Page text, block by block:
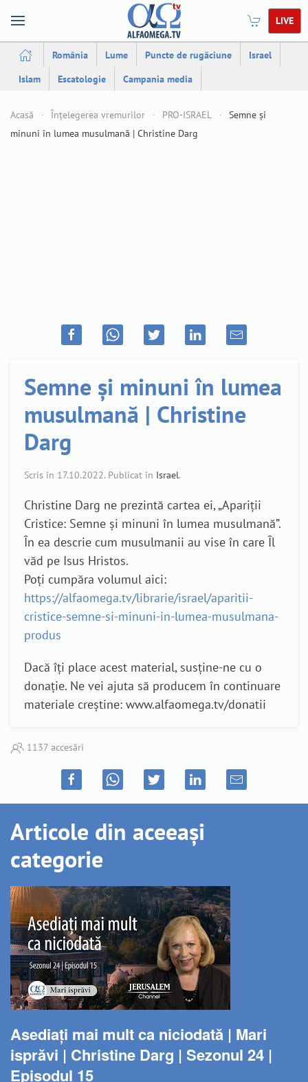
LIVE
România Lume Puncte de rugăciune
Israel
Islam
Escatologie Campania media
Acasă Înțelegerea vremurilor PRO-ISRAEL
Semne și
minuni în lumea musulmană | Christine Darg
Semne și minuni în lumea
musulmană | Christine
Darg
Scris în 17.10.2022. Publicat în Israel.
Christine Darg ne prezintă cartea ei, „Apariții
Cristice: Semne și minuni în lumea musulmană”.
În ea descrie cum musulmanii au vise în care Îl
văd pe Isus Hristos.
Poți cumpăra volumul aici:
https://alfaomega.tv/librarie/israel/aparitii-
cristice-semne-si-minuni-in-lumea-musulmana-
produs
Dacă îți place acest material, susține-ne cu o
donație. Ne vei ajuta să producem în continuare
materiale creștine: www.alfaomega.tv/donatii
1137 accesări
Articole din aceeași
categorie
Asediați mai mult ca niciodată | Mari
isprăvi | Christine Darg | Sezonul 24 |
Episodul 15